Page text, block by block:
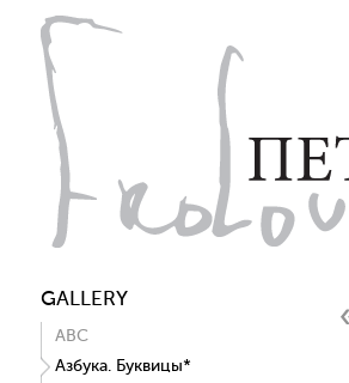
GALLERY
ABC
Азбука. Буквицы*